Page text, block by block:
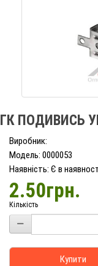
ГК ПОДИВИСЬ
Виробник:
Модель: 0000053
Наявність: Є в
2.50грн.
Кількість
Купити